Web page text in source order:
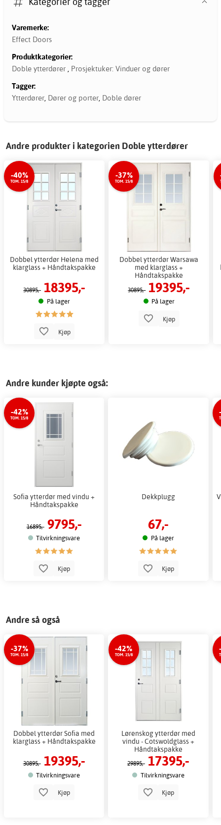
Varemerke:
Effect Doors
Produktkategorier:
Doble ytterdører , Prosjektuker: Vinduer og dører
Tagger:
Ytterdører, Dører og porter, Doble dører
Andre produkter i kategorien Doble ytterdører
-40%
TOM. 15/8
Dobbel ytterdør Helena med
klarglass + Håndtakspakke
30895,- 18395,-
På lager
Kjøp
-37%
TOM. 15/8
Dobbel ytterdør Warsawa
med klarglass +
Håndtakspakke
30895,- 19395,-
På lager
Kjøp
Andre kunder kjøpte også:
-42%
TOM. 15/8
Sofia ytterdør med vindu +
Håndtakspakke
16895,- 9795,-
Tilvirkningsvare
Kjøp
Dekkplugg
67,-
På lager
Kjøp
Andre så også
-37%
TOM. 15/8
Dobbel ytterdør Sofia med
klarglass + Håndtakspakke
30895,- 19395,-
Tilvirkningsvare
Kjøp
-42%
TOM. 15/8
Lørenskog ytterdør med
vindu - Cotswoldglass +
Håndtakspakke
29895,- 17395,-
Tilvirkningsvare
Kjøp